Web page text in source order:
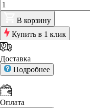
В корзину
Купить в 1 клик
Доставка
Подробнее
Оплата